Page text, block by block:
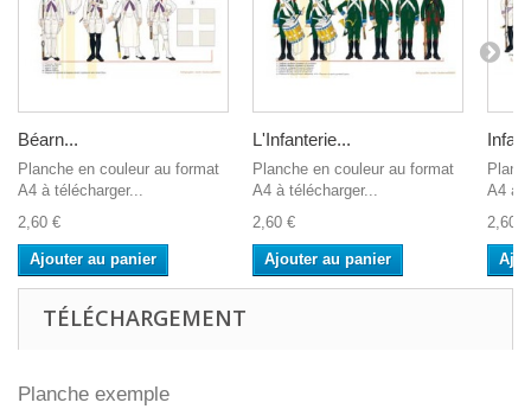
Béarn...
Planche en couleur au format
A4 à télécharger...
2,60 €
Ajouter au panier
L'Infanterie...
Planche en couleur au format
A4 à télécharger...
2,60 €
Ajouter au panier
A4 à
2,60 €
TÉLÉCHARGEMENT
Planche exemple